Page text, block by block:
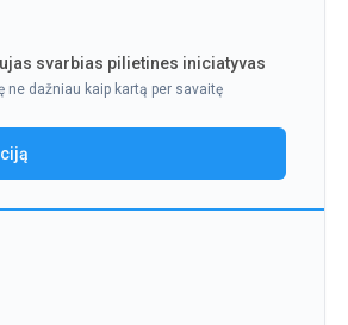
svarbias pilietines iniciatyvas
dažniau kaip kartą per savaitę